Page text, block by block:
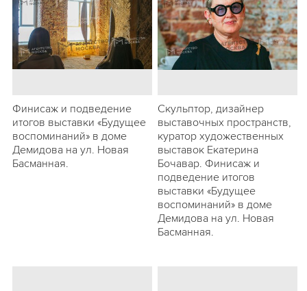
Финисаж и подведение
итогов выставки «Будущее
воспоминаний» в доме
Демидова на ул. Новая
Басманная.
Скульптор, дизайнер
выставочных пространств,
куратор художественных
выставок Екатерина
Бочавар. Финисаж и
подведение итогов
выставки «Будущее
воспоминаний» в доме
Демидова на ул. Новая
Басманная.